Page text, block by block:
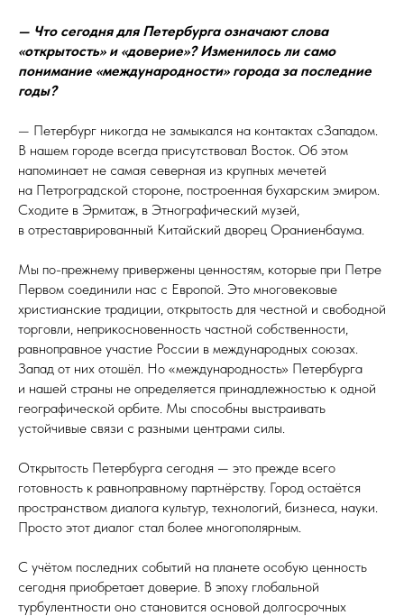
— Что сегодня для Петербурга означают слова
«открытость» и «доверие»? Изменилось ли само
понимание «международности» города за последние
годы?
— Петербург никогда не замыкался на контактах сЗападом.
В нашем городе всегда присутствовал Восток. Об этом
напоминает не самая северная из крупных мечетей
на Петроградской стороне, построенная бухарским эмиром.
Сходите в Эрмитаж, в Этнографический музей,
в отреставрированный Китайский дворец Ораниенбаума.
Мы по-прежнему привержены ценностям, которые при Петре
Первом соединили нас с Европой. Это многовековые
христианские традиции, открытость для честной и свободной
торговли, неприкосновенность частной собственности,
равноправное участие России в международных союзах.
Запад от них отошёл. Но «международность» Петербурга
и нашей страны не определяется принадлежностью к одной
географической орбите. Мы способны выстраивать
устойчивые связи с разными центрами силы.
Открытость Петербурга сегодня — это прежде всего
готовность к равноправному партнёрству. Город остаётся
пространством диалога культур, технологий, бизнеса, науки.
Просто этот диалог стал более многополярным.
С учётом последних событий на планете особую ценность
сегодня приобретает доверие. В эпоху глобальной
турбулентности оно становится основой долгосрочных